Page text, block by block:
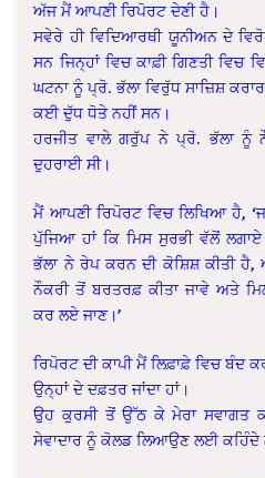
ਅੱਜ ਮੈਂ ਆਪਣੀ ਰਿਪੋਰਟ ਦੇਣੀ ਹੈ।
ਸਵੇਰੇ ਹੀ ਵਿਦਿਆਰਥੀ ਯੂਨੀਅਨ ਦੇ
ਸਨ ਜਿਨ੍ਹਾਂ ਵਿਚ ਕਾਫ਼ੀ ਗਿਣਤੀ ਵਿਚ
ਘਟਨਾ ਨੂੰ ਪ੍ਰੋ. ਭੱਲਾ ਵਿਰੁੱਧ ਸਾਜ਼ਿਸ਼
ਕਈ ਦੁੱਧ ਧੋਤੇ ਨਹੀਂ ਸਨ।
ਹਰਜੀਤ ਵਾਲੇ ਗਰੁੱਪ ਨੇ ਪ੍ਰੋ. ਭੱਲਾ ਨੂੰ
ਦੁਹਰਾਈ ਸੀ।
ਮੈਂ ਆਪਣੀ ਰਿਪੋਰਟ ਵਿਚ ਲਿਖਿਆ ਹੈ,
ਪੁੱਜਿਆ ਹਾਂ ਕਿ ਮਿਸ ਸੁਰਭੀ ਵੱਲੋਂ
ਭੱਲਾ ਨੇ ਰੇਪ ਕਰਨ ਦੀ ਕੋਸ਼ਿਸ਼ ਕੀਤੀ
ਨੌਕਰੀ ਤੋਂ ਬਰਤਰਫ਼ ਕੀਤਾ ਜਾਵੇ ਅਤੇ
ਕਰ ਲਏ ਜਾਣ।’
ਰਿਪੋਰਟ ਦੀ ਕਾਪੀ ਮੈਂ ਲਿਫ਼ਾਫ਼ੇ ਵਿਚ
ਉਨ੍ਹਾਂ ਦੇ ਦਫ਼ਤਰ ਜਾਂਦਾ ਹਾਂ।
ਉਹ ਕੁਰਸੀ ਤੋਂ ਉੱਠ ਕੇ ਮੇਰਾ ਸਵਾਗਤ
ਸੇਵਾਦਾਰ ਨੂੰ ਕੋਲਡ ਲਿਆਉਣ ਲਈ ਕਹਿੰਦੇ